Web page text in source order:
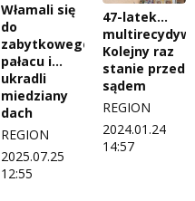
Włamali się
do
zabytkowego
pałacu i…
ukradli
miedziany
dach
REGION
2025.07.25
12:55
47-latek…
Kolejny raz
stanie przed
sądem
REGION
2024.01.24
14:57